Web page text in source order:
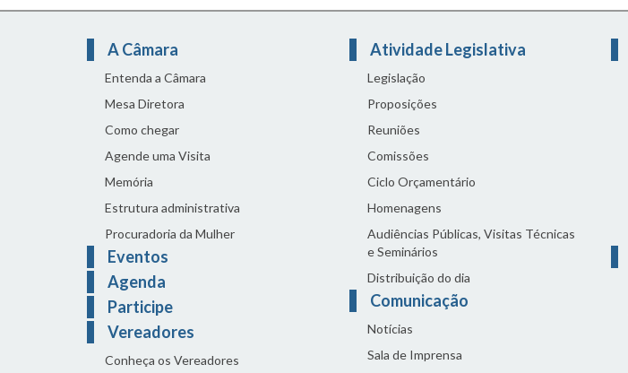
A Câmara
Entenda a Câmara
Mesa Diretora
Como chegar
Agende uma Visita
Memória
Estrutura administrativa
Procuradoria da Mulher
Eventos
Agenda
Participe
Vereadores
Conheça os Vereadores
Atividade Legislativa
Legislação
Proposições
Reuniões
Comissões
Ciclo Orçamentário
Homenagens
Audiências Públicas, Visitas Técnicas
e Seminários
Distribuição do dia
Comunicação
Notícias
Sala de Imprensa